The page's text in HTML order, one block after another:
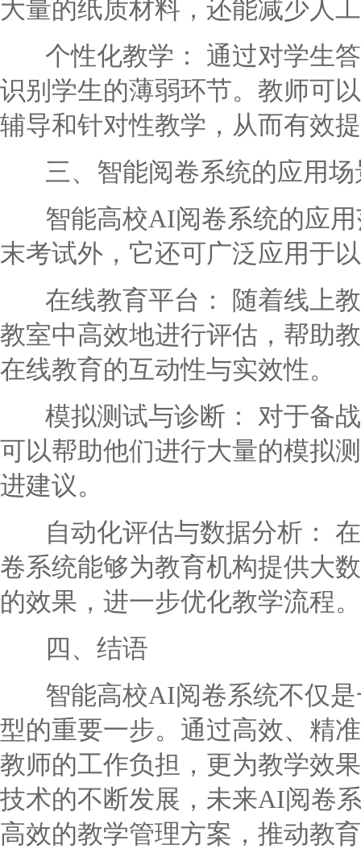
大量的纸质材料，还能减少人
个性化教学： 通过对学生答
识别学生的薄弱环节。教师可
辅导和针对性教学，从而有效
三、智能阅卷系统的应用场
智能高校AI阅卷系统的应用
末考试外，它还可广泛应用于
在线教育平台： 随着线上教
教室中高效地进行评估，帮助
在线教育的互动性与实效性。
模拟测试与诊断： 对于备战
可以帮助他们进行大量的模拟
进建议。
自动化评估与数据分析： 在
卷系统能够为教育机构提供大
的效果，进一步优化教学流程。
四、结语
智能高校AI阅卷系统不仅是
型的重要一步。通过高效、精
教师的工作负担，更为教学效
技术的不断发展，未来AI阅卷
高效的教学管理方案，推动教